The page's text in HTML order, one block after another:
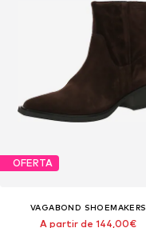
OFERTA
VAGABOND SHOEMAKERS
A partir de 144,00€